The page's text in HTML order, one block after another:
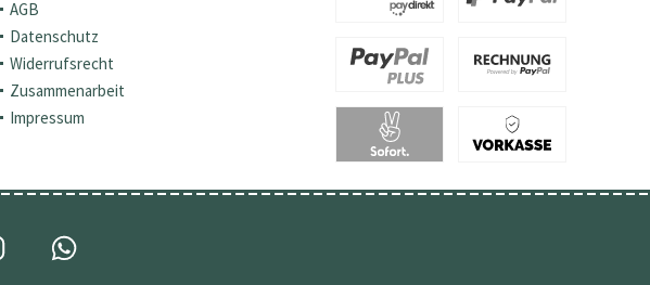
AGB
Datenschutz
Widerrufsrecht
Zusammenarbeit
Impressum